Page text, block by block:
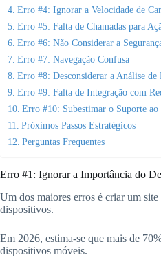
Erro #4: Ignorar a Velocidade de
Erro #5: Falta de Chamadas para
Erro #6: Não Considerar a
Erro #7: Navegação Confusa
Erro #8: Desconsiderar a Análise de
Erro #9: Falta de Integração com
Erro #10: Subestimar o Suporte ao
Próximos Passos Estratégicos
Perguntas Frequentes
Erro #1: Ignorar a Importância do
Um dos maiores erros é criar um
dispositivos.
Em 2026, estima-se que mais de
dispositivos móveis.